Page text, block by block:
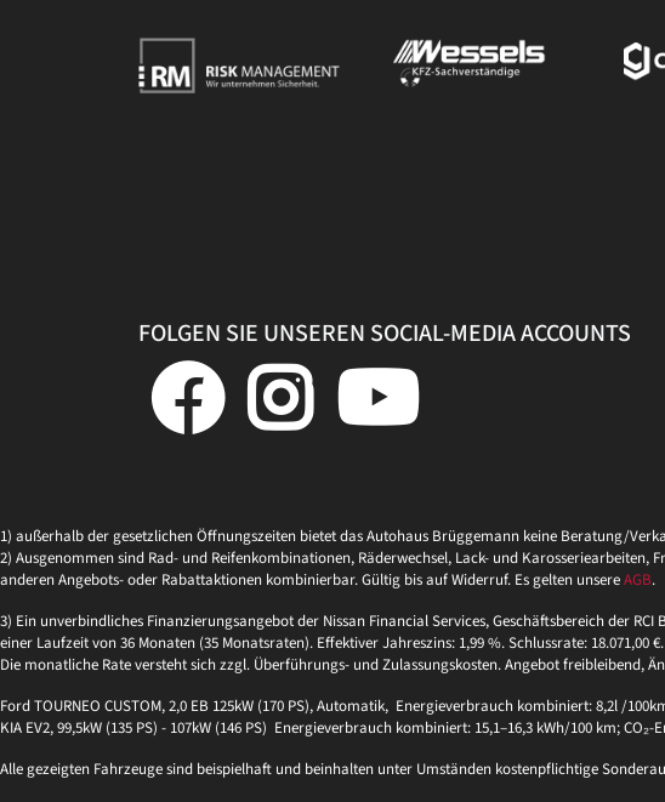
FOLGEN SIE UNSEREN SOCIAL-MEDIA ACCOUNTS
1) außerhalb der gesetzlichen Öffnungszeiten bietet das Autohaus Brüggemann keine Beratung/
2) Ausgenommen sind Rad- und Reifenkombinationen, Räderwechsel, Lack- und
anderen Angebots- oder Rabattaktionen kombinierbar. Gültig bis auf Widerruf. Es gelten unsereAGB.
3) Ein unverbindliches Finanzierungsangebot der Nissan Financial Services, Geschäftsbereich der RCI
einer Laufzeit von 36 Monaten (35 Monatsraten). Effektiver Jahreszins: 1,99 %. Schlussrate:
Die monatliche Rate versteht sich zzgl. Überführungs- und Zulassungskosten. Angebot freibleibend,
Ford TOURNEO CUSTOM, 2,0 EB 125kW (170 PS), Automatik, Energieverbrauch kombiniert: 8,2l /
KIA EV2, 99,5kW (135 PS) - 107kW (146 PS) Energieverbrauch kombiniert: 15,1–16,3 kWh/100 km;
Alle gezeigten Fahrzeuge sind beispielhaft und beinhalten unter Umständen kostenpflichtige